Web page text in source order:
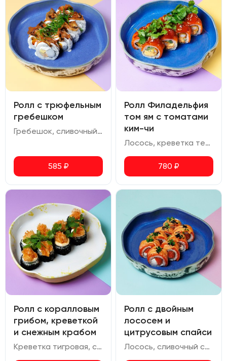
Ролл с трюфельным
гребешком
Гребешок, сливочный сыр, авокадо, омлет, сливочно-трюфельный соус, соус терияки, шампиньоны, зеленый лук
585 ₽
Ролл Филадельфия
том ям с томатами
ким-чи
Лосось, креветка темпура, сливочный сыр том ям, огурец, томаты ким чи, соус терияки, кунжут, кинза
780 ₽
Ролл с коралловым
грибом, креветкой
и снежным крабом
Креветка тигровая, снежный краб, сливочный сыр, авокадо, соус спайси, коралловый гриб ким чи, икра масаго, шичими, кинза
Ролл с двойным
лососем и
цитрусовым спайси
Лосось, сливочный сыр, соус спайси юдзу, икра масаго.